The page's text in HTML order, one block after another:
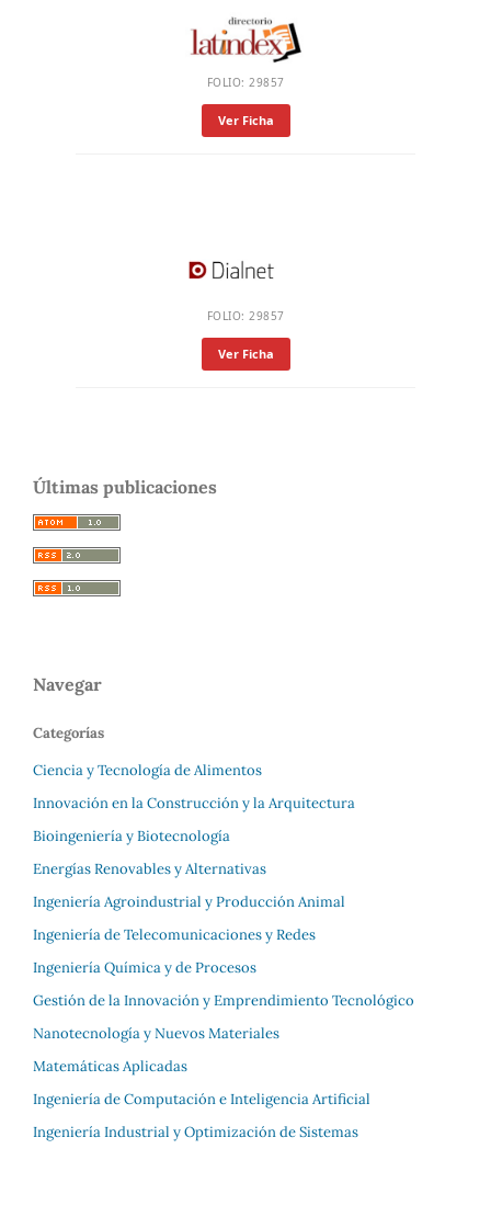
FOLIO: 29857
Ver Ficha
FOLIO: 29857
Ver Ficha
Últimas publicaciones
Navegar
Categorías
Ciencia y Tecnología de Alimentos
Innovación en la Construcción y la Arquitectura
Bioingeniería y Biotecnología
Energías Renovables y Alternativas
Ingeniería Agroindustrial y Producción Animal
Ingeniería de Telecomunicaciones y Redes
Ingeniería Química y de Procesos
Gestión de la Innovación y Emprendimiento Tecnológico
Nanotecnología y Nuevos Materiales
Matemáticas Aplicadas
Ingeniería de Computación e Inteligencia Artificial
Ingeniería Industrial y Optimización de Sistemas